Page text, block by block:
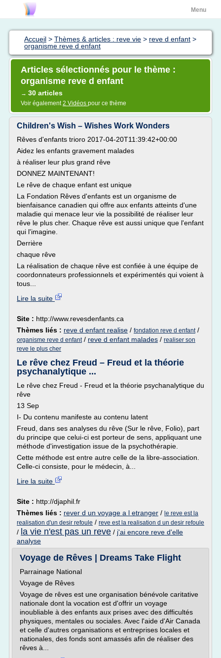
Menu
Accueil > Thèmes & articles : reve vie > reve d enfant >
organisme reve d enfant
Articles sélectionnés pour le thème :
organisme reve d enfant
→ 30 articles
Voir également2 Vidéos pour ce thème
Children's Wish – Wishes Work Wonders
Rêves d'enfants trioro 2017-04-20T11:39:42+00:00
Aidez les enfants gravement malades
à réaliser leur plus grand rêve
DONNEZ MAINTENANT!
Le rêve de chaque enfant est unique
La Fondation Rêves d'enfants est un organisme de
bienfaisance canadien qui offre aux enfants atteints d'une
maladie qui menace leur vie la possibilité de réaliser leur
rêve le plus cher. Chaque rêve est aussi unique que l'enfant
qui l'imagine.
Derrière
chaque rêve
La réalisation de chaque rêve est confiée à une équipe de
coordonnateurs professionnels et expérimentés qui voient à
tous...
Lire la suite
Site : http://www.revesdenfants.ca
Thèmes liés : reve d enfant realise / fondation reve d enfant/
organisme reve d enfant/ reve d enfant malades / realiser son
reve le plus cher
Le rêve chez Freud – Freud et la théorie
psychanalytique ...
Le rêve chez Freud - Freud et la théorie psychanalytique du
rêve
13 Sep
I- Du contenu manifeste au contenu latent
Freud, dans ses analyses du rêve (Sur le rêve, Folio), part
du principe que celui-ci est porteur de sens, appliquant une
méthode d'investigation issue de la psychothérapie.
Cette méthode est entre autre celle de la libre-association.
Celle-ci consiste, pour le médecin, à...
Lire la suite
Site : http://djaphil.fr
Thèmes liés : rever d un voyage a l etranger / le reve est la
realisation d'un desir refoule / reve est la realisation d un desir refoule
/ la vie n'est pas un reve / j'ai encore reve d'elle
analyse
Voyage de Rêves | Dreams Take Flight
Parrainage National
Voyage de Rêves
Voyage de rêves est une organisation bénévole caritative
nationale dont la vocation est d'offrir un voyage
inoubliable à des enfants aux prises avec des difficultés
physiques, mentales ou sociales. Avec l'aide d'Air Canada
et celle d'autres organisations et entreprises locales et
nationales, des fonds sont amassés afin de réaliser des
rêves à...